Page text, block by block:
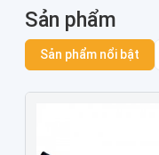
Sản phẩm
Sản phẩm nổi bật